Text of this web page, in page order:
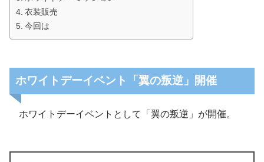
衣装販売
今回は
ホワイトデーイベント「翼の叛逆」開催
ホワイトデーイベントとして「翼の叛逆」が開催。